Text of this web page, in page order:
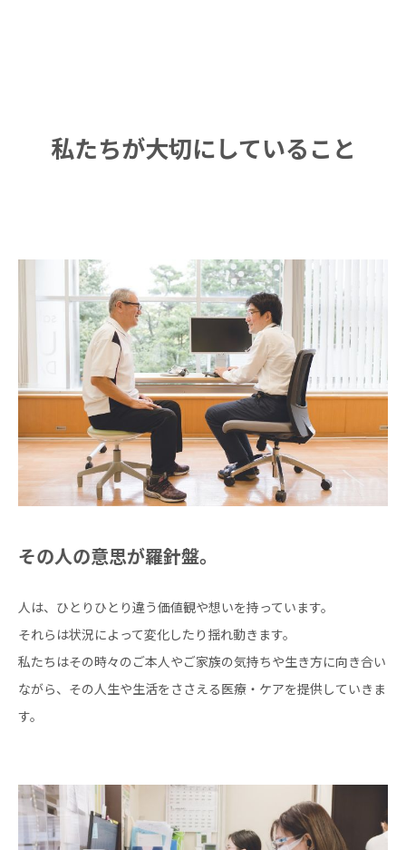
私たちが大切にしていること
その人の意思が羅針盤。
人は、ひとりひとり違う価値観や想いを持っています。
それらは状況によって変化したり揺れ動きます。
私たちはその時々のご本人やご家族の気持ちや生き方に向き合い
ながら、その人生や生活をささえる医療・ケアを提供していきま
す。